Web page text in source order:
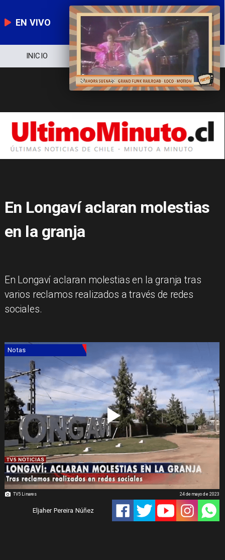
EN VIVO
NOTICIERO POLÍTICA ECONOMÍA
En Longaví aclaran molestias
en la granja
En Longaví aclaran molestias en la granja tras
varios reclamos realizados a través de redes
sociales.
TV5 Linares
Notas
Eljaher Pereira Núñez
24 de mayo de 2023